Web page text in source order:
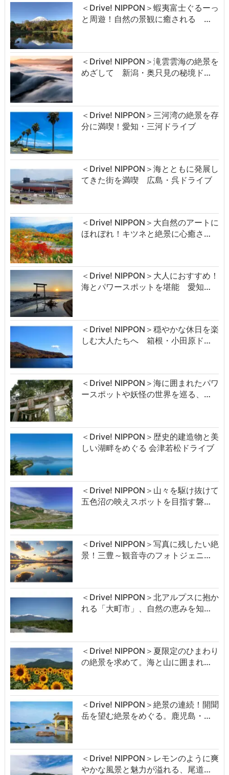
＜Drive! NIPPON＞蝦夷富士ぐるーっ
と周遊！自然の景観に癒される …
＜Drive! NIPPON＞滝雲雲海の絶景を
めざして 新潟・奥只見の秘境ド…
＜Drive! NIPPON＞三河湾の絶景を存
分に満喫！愛知・三河ドライブ
＜Drive! NIPPON＞海とともに発展し
てきた街を満喫 広島・呉ドライブ
＜Drive! NIPPON＞大自然のアートに
ほれぼれ！キツネと絶景に心癒さ…
＜Drive! NIPPON＞大人におすすめ！
海とパワースポットを堪能 愛知…
＜Drive! NIPPON＞穏やかな休日を楽
しむ大人たちへ 箱根・小田原ド…
＜Drive! NIPPON＞海に囲まれたパワ
ースポットや妖怪の世界を巡る、…
＜Drive! NIPPON＞歴史的建造物と美
しい湖畔をめぐる 会津若松ドライブ
＜Drive! NIPPON＞山々を駆け抜けて
五色沼の映えスポットを目指す磐…
＜Drive! NIPPON＞写真に残したい絶
景！三豊～観音寺のフォトジェニ…
＜Drive! NIPPON＞北アルプスに抱か
れる「大町市」、自然の恵みを知…
＜Drive! NIPPON＞夏限定のひまわり
の絶景を求めて。海と山に囲まれ…
＜Drive! NIPPON＞絶景の連続！開聞
岳を望む絶景をめぐる。鹿児島・…
＜Drive! NIPPON＞レモンのように爽
やかな風景と魅力が溢れる、尾道…